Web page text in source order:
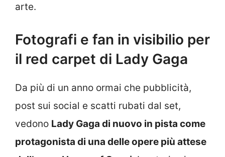
arte.
Fotografi e fan in visibilio per
il red carpet di Lady Gaga
Da più di un anno ormai che pubblicità,
post sui social e scatti rubati dal set,
vedono Lady Gaga di nuovo in pista come
protagonista di una delle opere più attese